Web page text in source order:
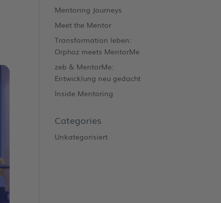
Mentoring Journeys
Meet the Mentor
Transformation leben:
Orphoz meets MentorMe
zeb & MentorMe:
Entwicklung neu gedacht
Inside Mentoring
Categories
Unkategorisiert